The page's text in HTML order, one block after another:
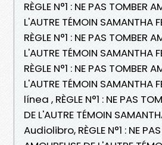
RÈGLE N°1 : NE PAS TOMBER
L'AUTRE TÉMOIN SAMANTHA
RÈGLE N°1 : NE PAS TOMBER
L'AUTRE TÉMOIN SAMANTHA
RÈGLE N°1 : NE PAS TOMBER
L'AUTRE TÉMOIN SAMANTHA
línea , RÈGLE N°1 : NE PAS
DE L'AUTRE TÉMOIN
Audiolibro, RÈGLE N°1 : NE